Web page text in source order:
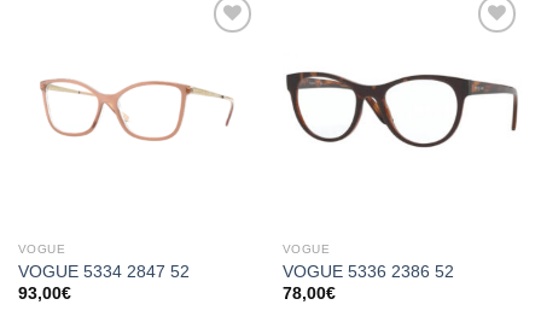
VOGUE
VOGUE 5334 2847 52
93,00€
VOGUE
VOGUE 5336 2386 52
78,00€